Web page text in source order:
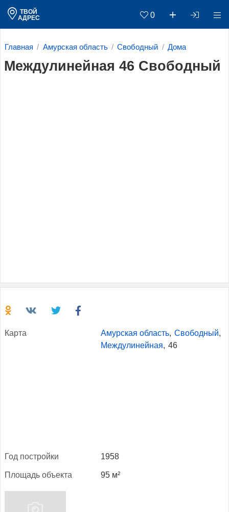
ТВОЙ
АДРЕС
0
Главная Амурская область Свободный Дома
Междулинейная 46 Свободный
Кар­та Амурская область, Свободный,
Междулинейная, 46
Год пос­трой­ки 1958
Пло­щадь объ­ек­та 95 м²